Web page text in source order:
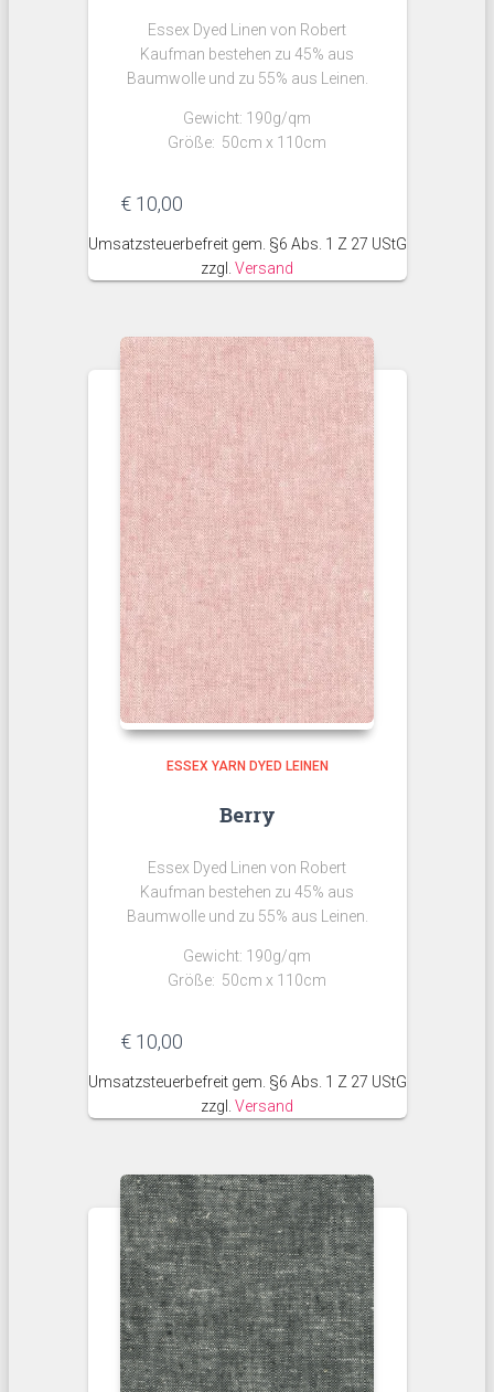
Essex Dyed Linen von Robert
Kaufman bestehen zu 45% aus
Baumwolle und zu 55% aus Leinen.
Gewicht: 190g/qm
Größe: 50cm x 110cm
€ 10,00
Umsatzsteuerbefreit gem. §6 Abs. 1 Z 27 UStG
zzgl. Versand
ESSEX YARN DYED LEINEN
Berry
Essex Dyed Linen von Robert
Kaufman bestehen zu 45% aus
Baumwolle und zu 55% aus Leinen.
Gewicht: 190g/qm
Größe: 50cm x 110cm
€ 10,00
Umsatzsteuerbefreit gem. §6 Abs. 1 Z 27 UStG
zzgl. Versand